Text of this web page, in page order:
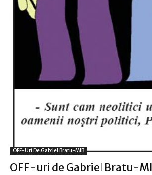
OFF-Uri De Gabriel Bratu-MIB
OFF-uri de Gabriel Bratu-